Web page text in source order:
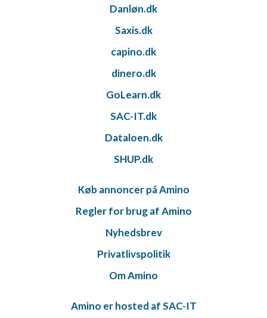
Danløn.dk
Saxis.dk
capino.dk
dinero.dk
GoLearn.dk
SAC-IT.dk
Dataloen.dk
SHUP.dk
Køb annoncer på Amino
Regler for brug af Amino
Nyhedsbrev
Privatlivspolitik
Om Amino
Amino er hosted af SAC-IT